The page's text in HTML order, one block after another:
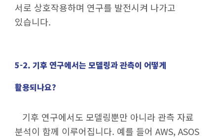
서로 상호작용하며 연구를 발전시켜 나가고
있습니다.
5-2. 기후 연구에서는 모델링과 관측이 어떻게
활용되나요?
기후 연구에서도 모델링뿐만 아니라 관측 자료
분석이 함께 이루어집니다. 예를 들어 AWS, ASOS